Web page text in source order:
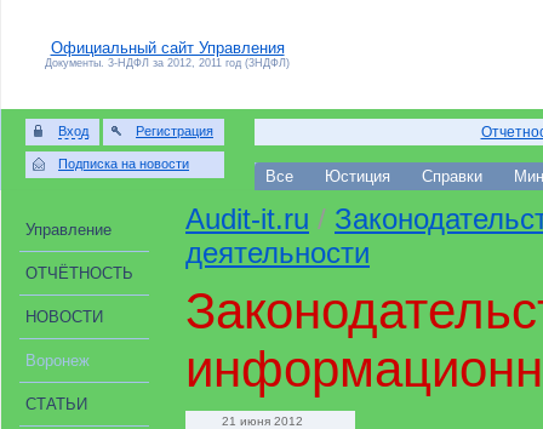
Официальный сайт Управления
Документы. 3-НДФЛ за 2012, 2011 год (3НДФЛ)
Вход Регистрация
Подписка на новости
Все Юстиция Справки
Управление
ОТЧЁТНОСТЬ
НОВОСТИ
Воронеж
СТАТЬИ
Audit-it.ru /
деятельности
21 июня 2012